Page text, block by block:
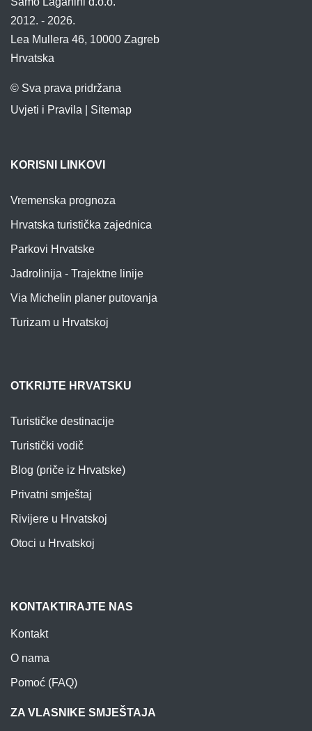
2012. - 2026.
Lea Mullera 46, 10000 Zagreb
Hrvatska
© Sva prava pridržana
Uvjeti i Pravila
Sitemap
KORISNI LINKOVI
Vremenska prognoza
Hrvatska turistička zajednica
Parkovi Hrvatske
Jadrolinija - Trajektne linije
Via Michelin planer putovanja
Turizam u Hrvatskoj
OTKRIJTE HRVATSKU
Turističke destinacije
Turistički vodič
Blog (priče iz Hrvatske)
Privatni smještaj
Rivijere u Hrvatskoj
Otoci u Hrvatskoj
KONTAKTIRAJTE NAS
Kontakt
O nama
Pomoć (FAQ)
ZA VLASNIKE SMJEŠTAJA